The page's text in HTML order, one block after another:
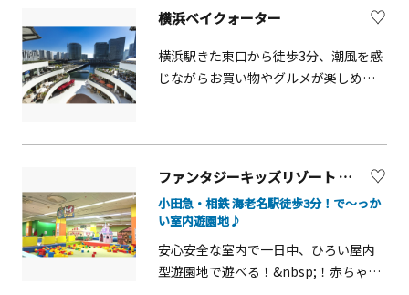
ここでの醍醐味は、なんといっても地
元グルメ！宮ヶ瀬ダムをイメージした
大人気の「ダムカレー」や特産「恵水
ラフト体験等があり、愛犬家にはドッ
グラン併設のカフェも！神奈川のブラ
ンド地鶏「丹沢滋黒軍鶏」を提供して
いるこだわりのランチも充実していま
す。お腹を満たしたら、目の前の「宮
横浜ベイクォーター
横浜駅きた東口から徒歩3分、潮風を感
じながらお買い物やグルメが楽しめる
あるレストランや個性的なショップな
ど約80店舗がそろいます。みなとみら
いや赤レンガ倉庫、山下公園・中華街
など横浜の観光地を結ぶ水上バス「シ
ーバス」乗り場も併設しています。
ファンタジーキッズリゾート 海老名店
小田急・相鉄 海老名駅徒歩3分！で～っか
い室内遊園地♪
安心安全な室内で一日中、ひろい屋内
型遊園地で遊べる！&nbsp;！赤ちゃん